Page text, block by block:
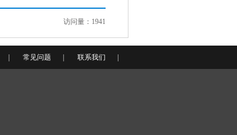
访问量：1941
常见问题 联系我们